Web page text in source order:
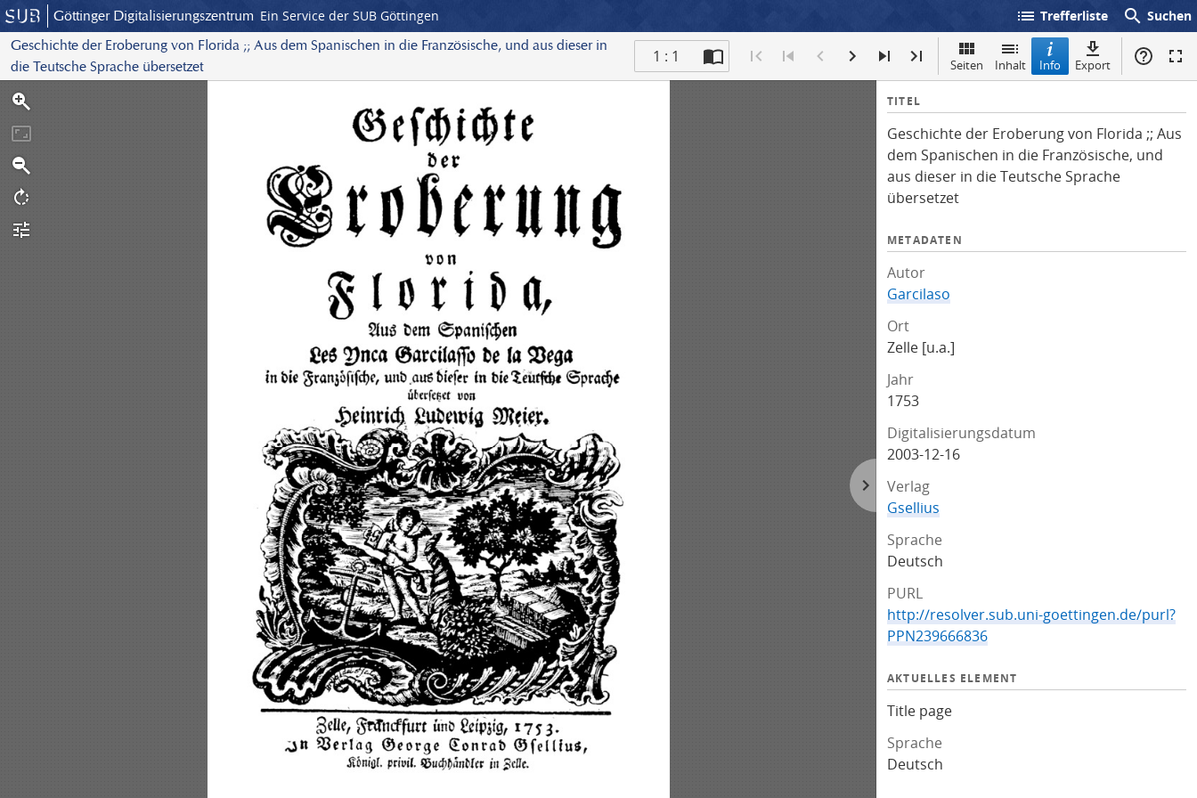
Göttinger Digitalisierungszentrum Ein Service der SUB Göttingen list Trefferliste search Suchen
Geschichte der Eroberung von Florida ;; Aus dem Spanischen in die Französische, und aus dieser in
die Teutsche Sprache übersetzet
1 : 1 Seiten Inhalt Info Export
I
f
o
TITEL
Geschichte der Eroberung von Florida ;; Aus
dem Spanischen in die Französische, und
aus dieser in die Teutsche Sprache
übersetzet
METADATEN
Autor
Garcilaso
Ort
Zelle [u.a.]
Jahr
1753
Digitalisierungsdatum
2003-12-16
Verlag
Gsellius
Sprache
Deutsch
PURL
http://resolver.sub.uni-goettingen.de/purl?
PPN239666836
AKTUELLES ELEMENT
Title page
Sprache
Deutsch